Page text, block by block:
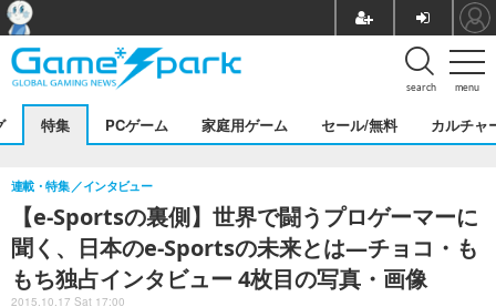
menu
search
特集 PCゲーム 家庭用ゲーム セール/無料 カルチャ
【e-Sportsの裏側】世界で闘うプロゲーマーに
聞く、日本のe-Sportsの未来とは―チョコ・も
もち独占インタビュー 4枚目の写真・画像
連載・特集 インタビュー
2015.10.17 Sat 17:00